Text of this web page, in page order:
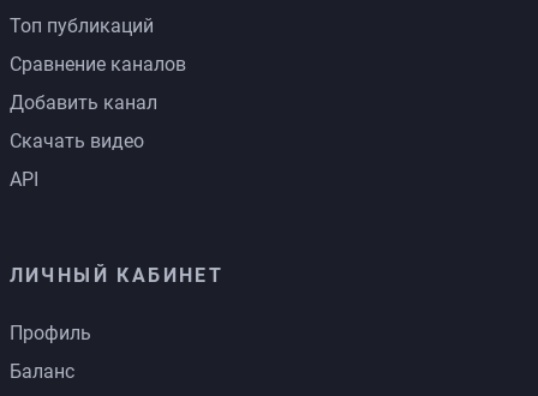
Топ публикаций
Сравнение каналов
Добавить канал
Скачать видео
API
ЛИЧНЫЙ КАБИНЕТ
Профиль
Баланс